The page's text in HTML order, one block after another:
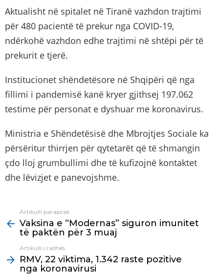
Aktualisht në spitalet në Tiranë vazhdon trajtimi
për 480 pacientë të prekur nga COVID-19,
ndërkohë vazhdon edhe trajtimi në shtëpi për të
prekurit e tjerë.
Institucionet shëndetësore në Shqipëri që nga
fillimi i pandemisë kanë kryer gjithsej 197.062
testime për personat e dyshuar me koronavirus.
Ministria e Shëndetësisë dhe Mbrojtjes Sociale ka
përsëritur thirrjen për qytetarët që të shmangin
çdo lloj grumbullimi dhe të kufizojnë kontaktet
dhe lëvizjet e panevojshme.
more
Artikulli paraprak
Vaksina e “Modernas” siguron imunitet
të paktën për 3 muaj
Artikulli i radhës
RMV, 22 viktima, 1.342 raste pozitive
nga koronavirusi